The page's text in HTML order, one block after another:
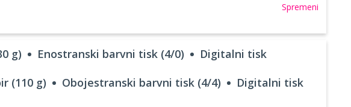
Spremeni
g) Enostranski barvni tisk (4/0) Digitalni tisk
(110 g) Obojestranski barvni tisk (4/4) Digitalni tisk